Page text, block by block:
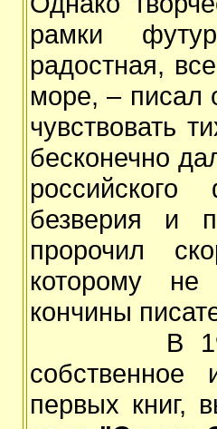
рамки
радостная,
море, – писал
чувствовать
бесконечно
безверия и
пророчил
которому
кончины
В 1909
собственное
первых книг,